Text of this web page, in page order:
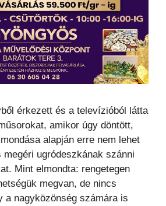
érkezett és a televízióból látta
amikor úgy döntött,
alapján erre nem lehet
ugródeszkának szánni
Mint elmondta: rengetegen
megvan, de nincs
a nagyközönség számára is